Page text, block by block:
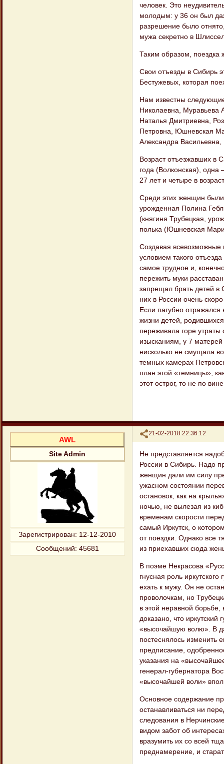
человек. Это
молодым: у 36 он был
разрешение было
мужа секретно в
Таким образом,
Свои отъезды в Сибирь
Бестужевых, которая
Нам известны
Николаевна, Муравьева
Наталья Дмитриевна,
Петровна, Юшневская
Александра
Возраст отъезжавших в
года (Волконская),
27 лет и четыре в
Среди этих женщин
урожденная Полина
(княгиня Трубецкая,
полька (Юшневская
Создавая всевозможные
условием такого
самое трудное и,
пережить муки
запрещал брать детей в
них в России очень
Если пагубно
жизни детей,
переживала горе
изысканиям, у 7
нисколько не смущала
темных камерах
план этой «темницы»,
этот острог, то не по
Поделиться
21-02-2018 22:36:12
AWL
Site Admin
Зарегистрирован: 12-12-2010
Сообщений: 45681
Не представляется
России в Сибирь. Надо
женщин дали им силу
ужасном состоянии
остановок, как на
ночью, не вылезая из
временам скорости
самый Иркутск, о
от поездки. Однако все
из приехавших сюда
В поэме Некрасова
гнусная роль
ехать к мужу. Он не
проволочкам, но
в этой неравной
доказано, что
«высочайшую волю». В
постеснялось изменить
предписание,
указания на
генерал-губернатора
«высочайшей воли»
Основное содержание
останавливаться ни
следования в
видом забот об
вразумить их со всей
преднамерение, и